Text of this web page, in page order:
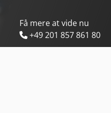
Få mere at vide nu
+49 201 857 861 80